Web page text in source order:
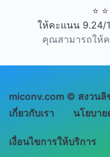
⭐
ให้คะแนน 9.24/
คุณสามารถให้
miconv.com © สงวนลิ
เกี่ยวกับเรา
นโยบา
เงื่อนไขการให้บริการ